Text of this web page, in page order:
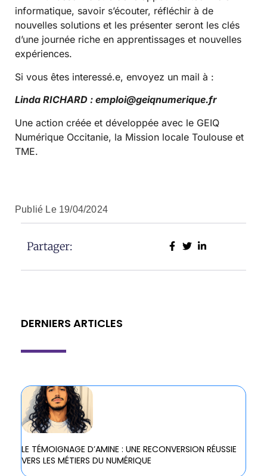
informatique, savoir s’écouter, réfléchir à de
nouvelles solutions et les présenter seront les clés
d’une journée riche en apprentissages et nouvelles
expériences.
Si vous êtes interessé.e, envoyez un mail à :
Linda RICHARD : emploi@geiqnumerique.fr
Une action créée et développée avec le GEIQ
Numérique Occitanie, la Mission locale Toulouse et
TME.
Publié Le 19/04/2024
Partager:
DERNIERS ARTICLES
LE TÉMOIGNAGE D’AMINE : UNE RECONVERSION RÉUSSIE
VERS LES MÉTIERS DU NUMÉRIQUE